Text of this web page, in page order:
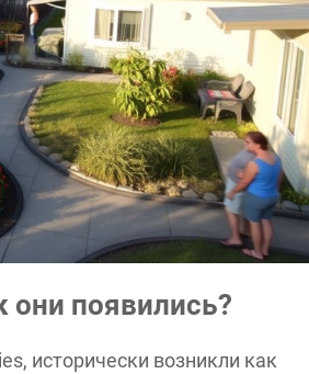
они появились?
исторически возникли как